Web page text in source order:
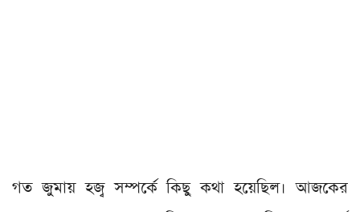
গত জুমায় হজ্ব সম্পর্কে কিছু কথা হয়েছিল। আজকের